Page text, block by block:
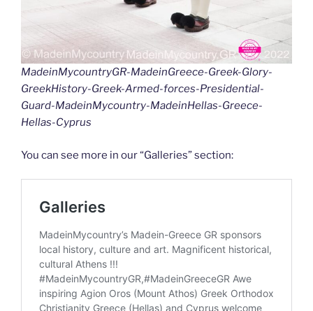
MadeinMycountryGR-MadeinGreece-Greek-Glory-
GreekHistory-Greek-Armed-forces-Presidential-
Guard-MadeinMycountry-MadeinHellas-Greece-
Hellas-Cyprus
You can see more in our “Galleries” section: